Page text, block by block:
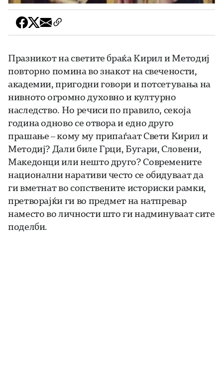
Празникот на светите браќа Кирил и Методиј
повторно помина во знакот на свечености,
академии, пригодни говори и потсетувања на
нивното огромно духовно и културно
наследство. Но речиси по правило, секоја
година одново се отвора и едно друго
прашање – кому му припаѓаат Свети Кирил и
Методиј? Дали биле Грци, Бугари, Словени,
Македонци или нешто друго? Современите
национални наративи често се обидуваат да
ги вметнат во сопствените историски рамки,
претворајќи ги во предмет на натпревар
наместо во личности што ги надминуваат сите
поделби.